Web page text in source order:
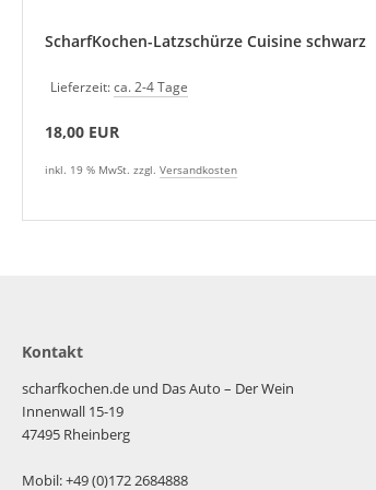
ScharfKochen-Latzschürze Cuisine schwarz
Lieferzeit:ca. 2-4 Tage
18,00 EUR
inkl. 19 % MwSt. zzgl. Versandkosten
Kontakt
scharfkochen.de und Das Auto – Der Wein
Innenwall 15-19
47495 Rheinberg
Mobil: +49 (0)172 2684888